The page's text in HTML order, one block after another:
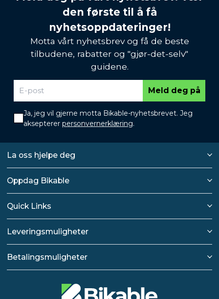
den første til å få
nyhetsoppdateringer!
Motta vårt nyhetsbrev og få de beste
tilbudene, rabatter og "gjør-det-selv"
guidene.
Meld deg på
Ja, jeg vil gjerne motta Bikable-nyhetsbrevet. Jeg
aksepterer personvernerklæring.
La oss hjelpe deg
Oppdag Bikable
Quick Links
Leveringsmuligheter
Betalingsmuligheter